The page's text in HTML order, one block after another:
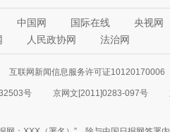
中国网 国际在线 央视网
人民政协网 法治网
互联网新闻信息服务许可证10120170006
号 京网文[2011]0283-097号